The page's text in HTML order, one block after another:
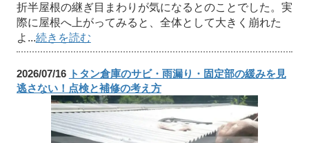
折半屋根の継ぎ目まわりが気になるとのことでした。実
際に屋根へ上がってみると、全体として大きく崩れた
よ...続きを読む
2026/07/16 トタン倉庫のサビ・雨漏り・固定部の緩みを見
逃さない！点検と補修の考え方